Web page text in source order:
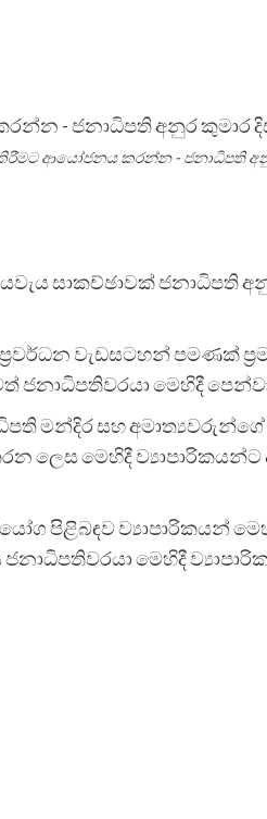
ආයෝජනය කරන්න - ජනාධිපති
සාකච්ඡාවක් ජනාධිපති
ප්‍රවර්ධන වැඩසටහන් පමණක්
ජනාධිපතිවරයා මෙහිදී
මන්දිර සහ
මෙහිදී ව්‍යාපාරිකයන්ට
පිළිබඳව ව්‍යාපාරිකයන්
මෙහිදී